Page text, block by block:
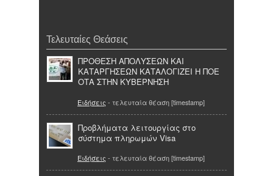
Τελευταίες Θεάσεις
ΠΡΟΘΕΣΗ ΑΠΟΛΥΣΕΩΝ ΚΑΙ
ΚΑΤΑΡΓΗΣΕΩΝ ΚΑΤΑΛΟΓΙΖΕΙ Η ΠΟΕ
ΟΤΑ ΣΤΗΝ ΚΥΒΕΡΝΗΣΗ
Ειδήσεις - τελευταία θέαση [timestamp]
Προβλήματα λειτουργίας στο
σύστημα πληρωμών Visa
Ειδήσεις - τελευταία θέαση [timestamp]